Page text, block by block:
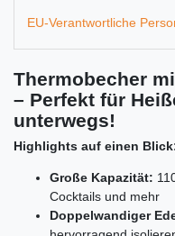
EU-Verantwortliche
Thermobecher
– Perfekt für
unterwegs!
Highlights auf einen
Große Kapazität:
Cocktails und mehr
Doppelwandiger